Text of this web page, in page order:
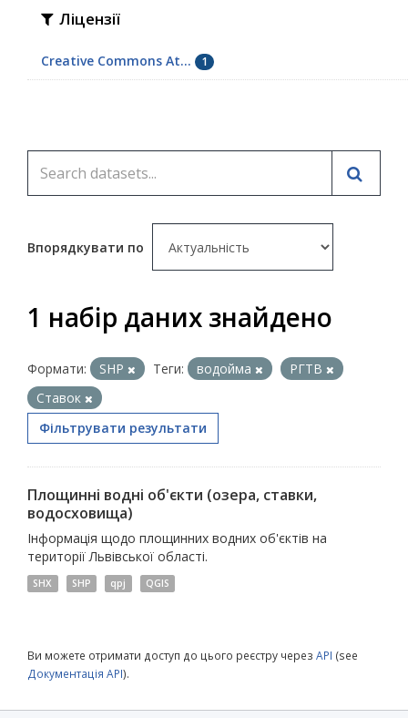
Ліцензії
Creative Commons At... 1
Впорядкувати по
1 набір даних знайдено
Формати: SHP Теги: водойма
РГТВ
Ставок
Фільтрувати результати
Площинні водні об'єкти (озера, ставки,
водосховища)
Інформація щодо площинних водних об'єктів на
території Львівської області.
SHX SHP qpj QGIS
Ви можете отримати доступ до цього реєстру через API (see
Документація API).